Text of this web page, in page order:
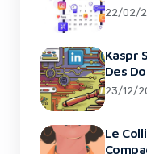
22/02/
Kaspr
Des
23/12/
Le